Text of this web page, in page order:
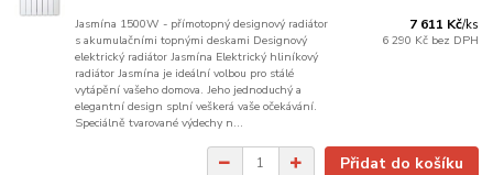
Jasmína 1500W - přímotopný designový radiátor
s akumulačními topnými deskami Designový
elektrický radiátor Jasmína Elektrický hliníkový
radiátor Jasmína je ideální volbou pro stálé
vytápění vašeho domova. Jeho jednoduchý a
elegantní design splní veškerá vaše očekávání.
Speciálně tvarované výdechy n...
7 611 Kč/ks
6 290 Kč bez DPH
Přidat do košíku